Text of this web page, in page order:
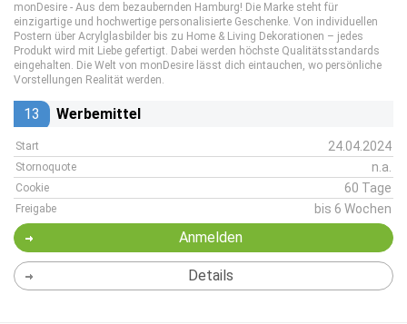
monDesire - Aus dem bezaubernden Hamburg! Die Marke steht für
einzigartige und hochwertige personalisierte Geschenke. Von individuellen
Postern über Acrylglasbilder bis zu Home & Living Dekorationen – jedes
Produkt wird mit Liebe gefertigt. Dabei werden höchste Qualitätsstandards
eingehalten. Die Welt von monDesire lässt dich eintauchen, wo persönliche
Vorstellungen Realität werden.
13 Werbemittel
Start 24.04.2024
Stornoquote n.a.
Cookie 60 Tage
Freigabe bis 6 Wochen
Anmelden
Details